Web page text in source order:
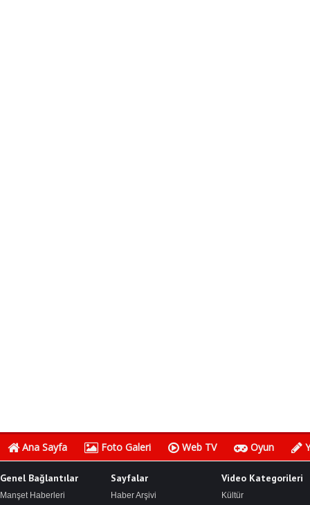
Ana Sayfa Foto Galeri Web TV Oyun
Genel Bağlantılar
Manşet Haberleri
Sayfalar
Haber Arşivi
Video Kategorileri
Kültür